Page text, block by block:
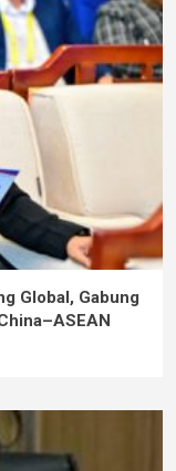
Global, Gabung